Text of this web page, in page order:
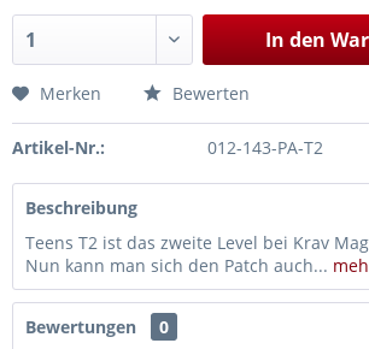
In den
Merken Bewerten
Artikel-Nr.: 012-143-PA-T2
Beschreibung
Teens T2 ist das zweite Level bei Krav
Nun kann man sich den Patch auch...
Bewertungen
0